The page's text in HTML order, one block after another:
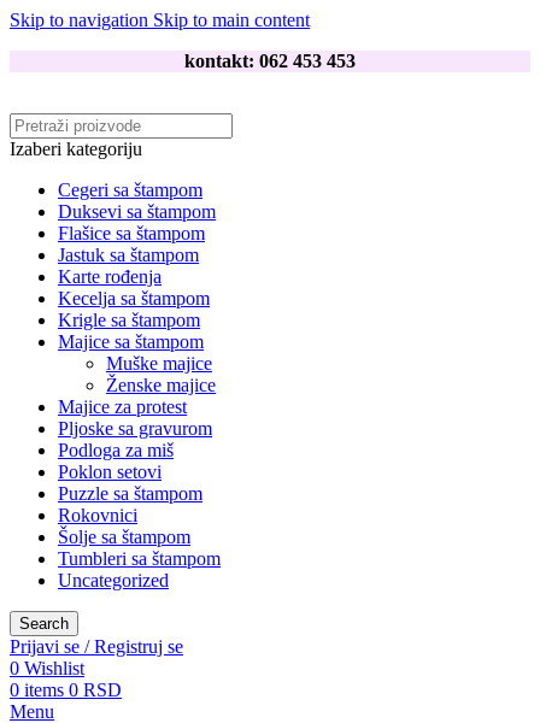
Skip to navigation Skip to main content
kontakt: 062 453 453
Izaberi kategoriju
Cegeri sa štampom
Duksevi sa štampom
Flašice sa štampom
Jastuk sa štampom
Karte rođenja
Kecelja sa štampom
Krigle sa štampom
Majice sa štampom
Muške majice
Ženske majice
Majice za protest
Pljoske sa gravurom
Podloga za miš
Poklon setovi
Puzzle sa štampom
Rokovnici
Šolje sa štampom
Tumbleri sa štampom
Uncategorized
Search
Prijavi se / Registruj se
0 Wishlist
0 items 0 RSD
Menu